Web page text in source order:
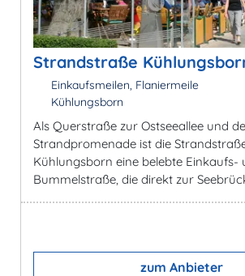
Strandstraße
Einkaufsmeilen, Flaniermeile
Kühlungsborn
Als Querstraße zur Ostseeallee und
Strandpromenade ist die
Kühlungsborn eine belebte Einkaufs-
Bummelstraße, die direkt zur
zum Anbieter